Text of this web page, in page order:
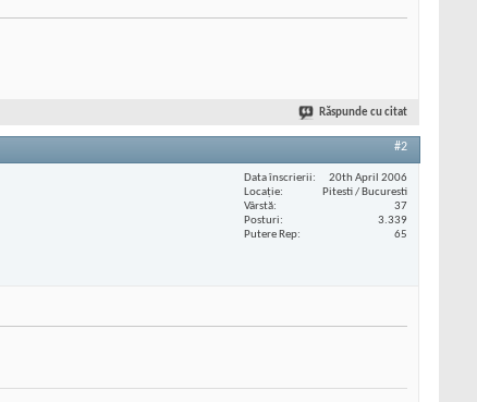
Răspunde cu citat
#2
Data înscrierii
20th April 2006
Locaţie
Pitesti / Bucuresti
Vârstă
37
Posturi
3.339
Putere Rep
65